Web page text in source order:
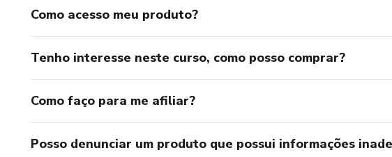
Como acesso meu produto?
Tenho interesse neste curso, como posso comprar?
Como faço para me afiliar?
Posso denunciar um produto que possui informações